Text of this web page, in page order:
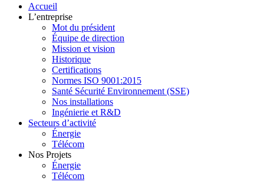
Accueil
L’entreprise
Mot du président
Équipe de direction
Mission et vision
Historique
Certifications
Normes ISO 9001:2015
Santé Sécurité Environnement (SSE)
Nos installations
Ingénierie et R&D
Secteurs d’activité
Énergie
Télécom
Nos Projets
Énergie
Télécom